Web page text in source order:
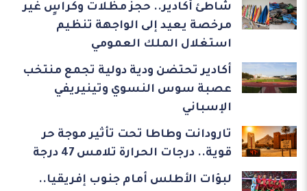
شاطئ أكادير.. حجز مظلات وكراسٍ غير
مرخصة يعيد إلى الواجهة تنظيم
استغلال الملك العمومي
أكادير تحتضن ودية دولية تجمع منتخب
عصبة سوس النسوي وتينيريفي
الإسباني
تارودانت وطاطا تحت تأثير موجة حر
قوية.. درجات الحرارة تلامس 47 درجة
لبؤات الأطلس أمام جنوب إفريقيا..